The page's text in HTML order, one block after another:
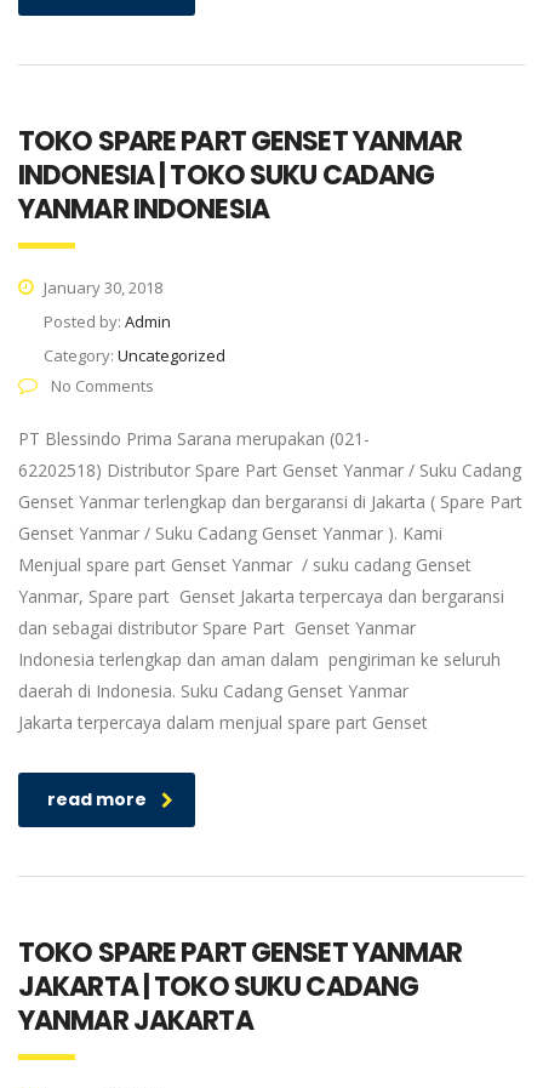
TOKO SPARE PART GENSET YANMAR
INDONESIA | TOKO SUKU CADANG
YANMAR INDONESIA
January 30, 2018
Posted by: Admin
Category: Uncategorized
No Comments
PT Blessindo Prima Sarana merupakan (021-
62202518) Distributor Spare Part Genset Yanmar / Suku Cadang
Genset Yanmar terlengkap dan bergaransi di Jakarta ( Spare Part
Genset Yanmar / Suku Cadang Genset Yanmar ). Kami
Menjual spare part Genset Yanmar / suku cadang Genset
Yanmar, Spare part Genset Jakarta terpercaya dan bergaransi
dan sebagai distributor Spare Part Genset Yanmar
Indonesia terlengkap dan aman dalam pengiriman ke seluruh
daerah di Indonesia. Suku Cadang Genset Yanmar
Jakarta terpercaya dalam menjual spare part Genset
read more
TOKO SPARE PART GENSET YANMAR
JAKARTA | TOKO SUKU CADANG
YANMAR JAKARTA